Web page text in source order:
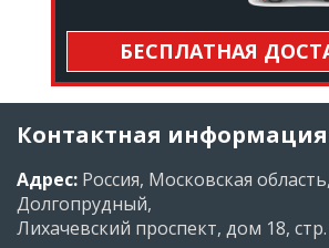
БЕСПЛАТНАЯ
Контактная
Адрес: Россия, Московская
Долгопрудный,
Лихачевский проспект, дом 18,